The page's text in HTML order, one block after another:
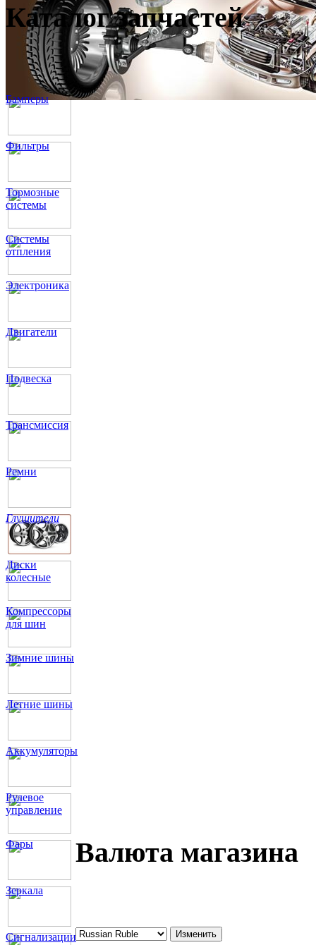
Каталог запчастей
Бамперы
Фильтры
Тормозные
системы
Системы
отпления
Электроника
Двигатели
Подвеска
Трансмиссия
Ремни
Глушители
Диски
колесные
Компрессоры
для шин
Зимние шины
Летние шины
Аккумуляторы
Рулевое
управление
Фары
Зеркала
Сигнализации
Валюта магазина